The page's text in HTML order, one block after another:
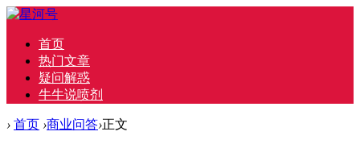
首页
热门文章
疑问解惑
牛牛说喷剂
› 首页 ›商业问答›正文